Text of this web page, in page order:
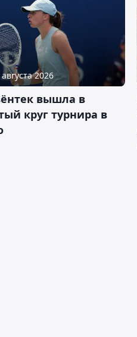
2026
вышла в
круг турнира в